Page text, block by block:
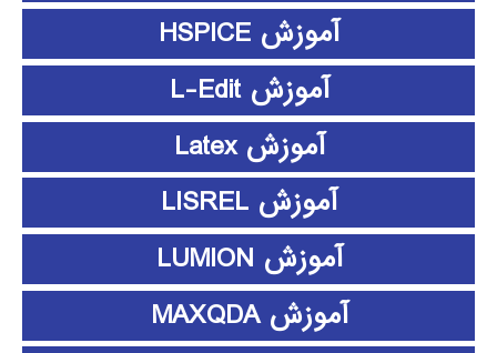
آموزش HSPICE
آموزش L-Edit
آموزش Latex
آموزش LISREL
آموزش LUMION
آموزش MAXQDA